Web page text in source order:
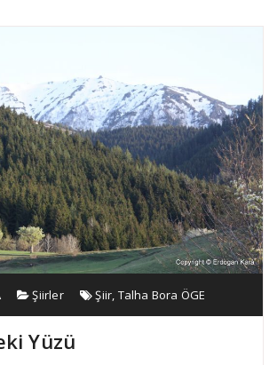
Şiirler Şiir, Talha Bora ÖGE
Yüzü